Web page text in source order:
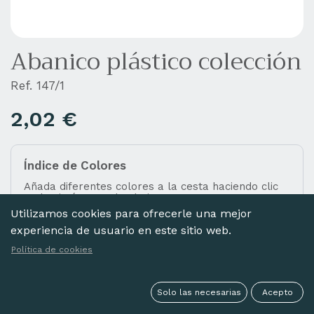
Abanico plástico colección
Índice de Colores
Añada diferentes colores a la cesta haciendo clic
en las imágenes de abajo.
Ref. 147/1
2,02 €
Utilizamos cookies para ofrecerle una mejor
experiencia de usuario en este sitio web.
Política de cookies
Solo las necesarias Acepto